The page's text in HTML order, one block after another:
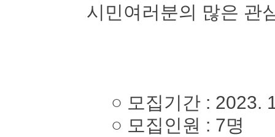
시민여러분의 많은 관
○ 모집기간 : 2023.
○ 모집인원 : 7명